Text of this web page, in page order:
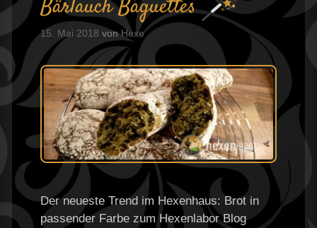
Bärlauch Baguettes
15. Mai 2018 vonHexe
Der neueste Trend im Hexenhaus: Brot in
passender Farbe zum Hexenlabor Blog